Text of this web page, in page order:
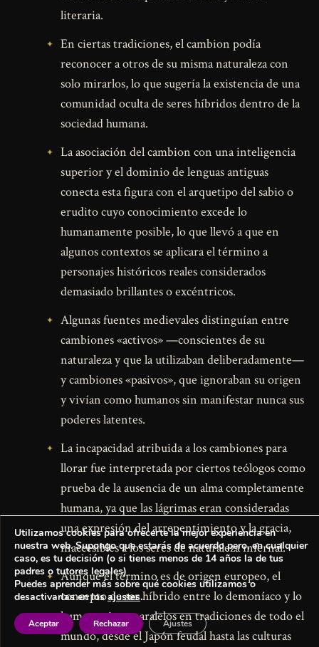
literaria.
En ciertas tradiciones, el cambion podía
reconocer a otros de su misma naturaleza con
solo mirarlos, lo que sugería la existencia de una
comunidad oculta de seres híbridos dentro de la
sociedad humana.
La asociación del cambion con una inteligencia
superior y el dominio de lenguas antiguas
conecta esta figura con el arquetipo del sabio o
erudito cuyo conocimiento excede lo
humanamente posible, lo que llevó a que en
algunos contextos se aplicara el término a
personajes históricos reales considerados
demasiado brillantes o excéntricos.
Algunas fuentes medievales distinguían entre
cambiones «activos» —conscientes de su
naturaleza y que la utilizaban deliberadamente—
y cambiones «pasivos», que ignoraban su origen
y vivían como humanos sin manifestar nunca sus
poderes latentes.
La incapacidad atribuida a los cambiones para
llorar fue interpretada por ciertos teólogos como
prueba de la ausencia de un alma completamente
humana, ya que las lágrimas eran consideradas
una expresión del arrepentimiento y la gracia,
inaccesibles a los seres de naturaleza infernal.
Aunque el término es de origen europeo, el
concepto de ser híbrido entre lo demoníaco y lo
humano tiene paralelos en tradiciones de todo el
mundo, desde el Japón feudal hasta las culturas
Utilizamos cookies para ofrecerte la mejor experiencia en
nuestra web. Supongo que estarás de acuerdo pero, en cualquier
caso, es tu decisión (o si tienes menos de 14 años la de tus
padres o tutores legales)
Puedes aprender más sobre qué cookies utilizamos o
desactivarlas en losajustes.
Aceptar Rechazar Ajustes